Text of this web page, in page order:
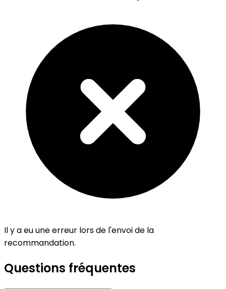
Il y a eu une erreur lors de l'envoi de la
recommandation.
Questions fréquentes